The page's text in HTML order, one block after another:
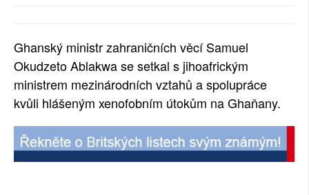
Ghanský ministr zahraničních věcí Samuel
Okudzeto Ablakwa se setkal s jihoafrickým
ministrem mezinárodních vztahů a spolupráce
kvůli hlášeným xenofobním útokům na Ghaňany.